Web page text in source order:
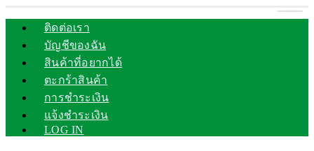
ติดต่อเรา
บัญชีของฉัน
สินค้าที่อยากได้
ตะกร้าสินค้า
การชำระเงิน
แจ้งชำระเงิน
LOG IN